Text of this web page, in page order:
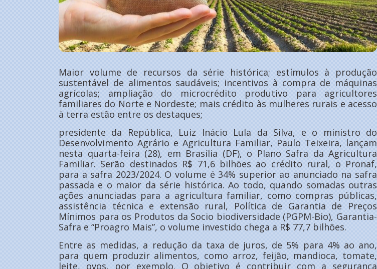
Maior volume de recursos da série histórica; estímulos à produção
sustentável de alimentos saudáveis; incentivos à compra de máquinas
agrícolas; ampliação do microcrédito produtivo para agricultores
familiares do Norte e Nordeste; mais crédito às mulheres rurais e acesso
à terra estão entre os destaques;
presidente da República, Luiz Inácio Lula da Silva, e o ministro do
Desenvolvimento Agrário e Agricultura Familiar, Paulo Teixeira, lançam
nesta quarta-feira (28), em Brasília (DF), o Plano Safra da Agricultura
Familiar. Serão destinados R$ 71,6 bilhões ao crédito rural, o Pronaf,
para a safra 2023/2024. O volume é 34% superior ao anunciado na safra
passada e o maior da série histórica. Ao todo, quando somadas outras
ações anunciadas para a agricultura familiar, como compras públicas,
assistência técnica e extensão rural, Política de Garantia de Preços
Mínimos para os Produtos da Socio biodiversidade (PGPM-Bio), Garantia-
Safra e “Proagro Mais”, o volume investido chega a R$ 77,7 bilhões.
Entre as medidas, a redução da taxa de juros, de 5% para 4% ao ano,
para quem produzir alimentos, como arroz, feijão, mandioca, tomate,
leite, ovos, por exemplo. O objetivo é contribuir com a segurança